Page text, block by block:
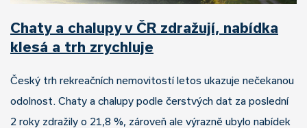
Chaty a chalupy v ČR zdražují, nabídka
klesá a trh zrychluje
Český trh rekreačních nemovitostí letos ukazuje nečekanou
odolnost. Chaty a chalupy podle čerstvých dat za poslední
2 roky zdražily o 21,8 %, zároveň ale výrazně ubylo nabídek